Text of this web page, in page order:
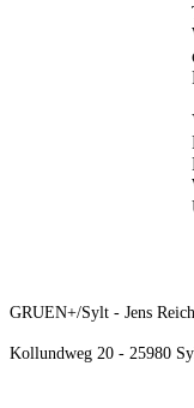
GRUEN+/Sylt - Jens
Kollundweg 20 - 25980